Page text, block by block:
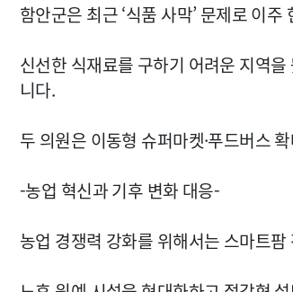
함안군은 최근 ‘식품 사막’ 문제로 이
신선한 식재료를 구하기 어려운 지역
니다.
두 의원은 이동형 슈퍼마켓·푸드버스
-농업 혁신과 기후 변화 대응-
농업 경쟁력 강화를 위해서는 스마트